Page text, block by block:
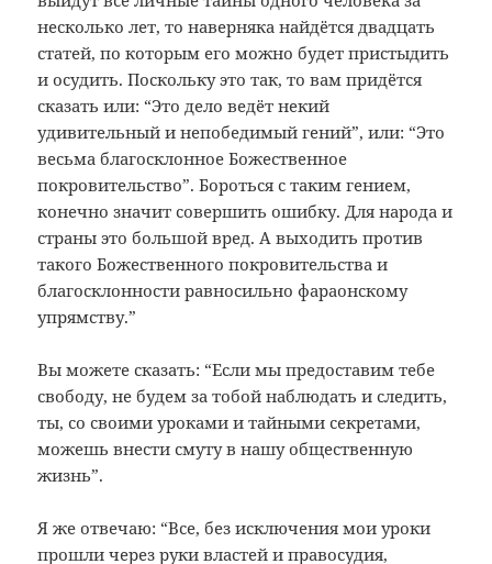
несколько лет, то наверняка найдётся двадцать
статей, по которым его можно будет пристыдить
и осудить. Поскольку это так, то вам придётся
сказать или: “Это дело ведёт некий
удивительный и непобедимый гений”, или: “Это
весьма благосклонное Божественное
покровительство”. Бороться с таким гением,
конечно значит совершить ошибку. Для народа и
страны это большой вред. А выходить против
такого Божественного покровительства и
благосклонности равносильно фараонскому
упрямству.”
Вы можете сказать: “Если мы предоставим тебе
свободу, не будем за тобой наблюдать и следить,
ты, со своими уроками и тайными секретами,
можешь внести смуту в нашу общественную
жизнь”.
Я же отвечаю: “Все, без исключения мои уроки
прошли через руки властей и правосудия,